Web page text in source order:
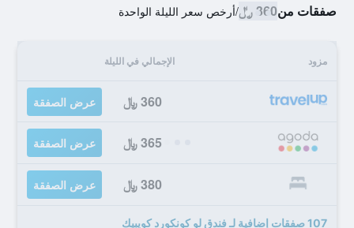
صفقات من360 ﷼ /أرخص سعر الليلة الواحدة
مزود الإجمالي في الليلة
360 ﷼ عرض الصفقة
365 ﷼ عرض الصفقة
380 ﷼ عرض الصفقة
107 صفقات إضافية لـ فندق لو كونكورد كويبيك